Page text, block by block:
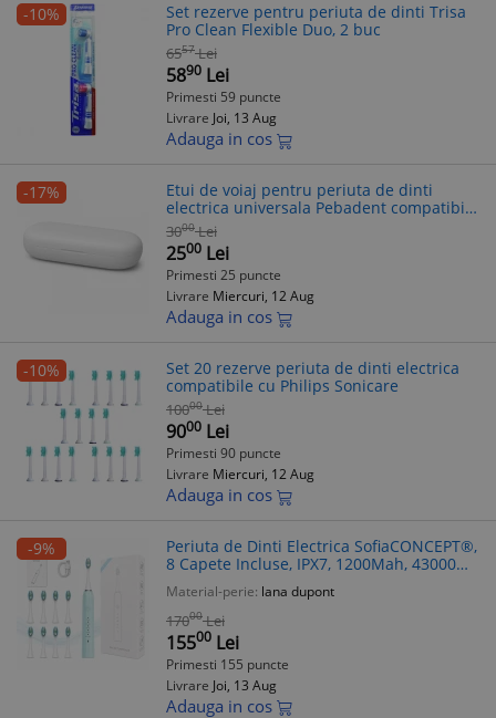
-10%
Set rezerve pentru periuta de dinti Trisa
Pro Clean Flexible Duo, 2 buc
6557 Lei
5890 Lei
Primesti 59 puncte
Livrare Joi, 13 Aug
Adauga in cos
-17%
Etui de voiaj pentru periuta de dinti
electrica universala Pebadent compatibil
Oral-B IO, alb
3000 Lei
2500 Lei
Primesti 25 puncte
Livrare Miercuri, 12 Aug
Adauga in cos
-10%
Set 20 rezerve periuta de dinti electrica
compatibile cu Philips Sonicare
10000 Lei
9000 Lei
Primesti 90 puncte
Livrare Miercuri, 12 Aug
Adauga in cos
-9%
Periuta de Dinti Electrica SofiaCONCEPT®,
8 Capete Incluse, IPX7, 1200Mah, 43000
Miscari/Min, Blue Coral
Material-perie: lana dupont
17000 Lei
15500 Lei
Primesti 155 puncte
Livrare Joi, 13 Aug
Adauga in cos